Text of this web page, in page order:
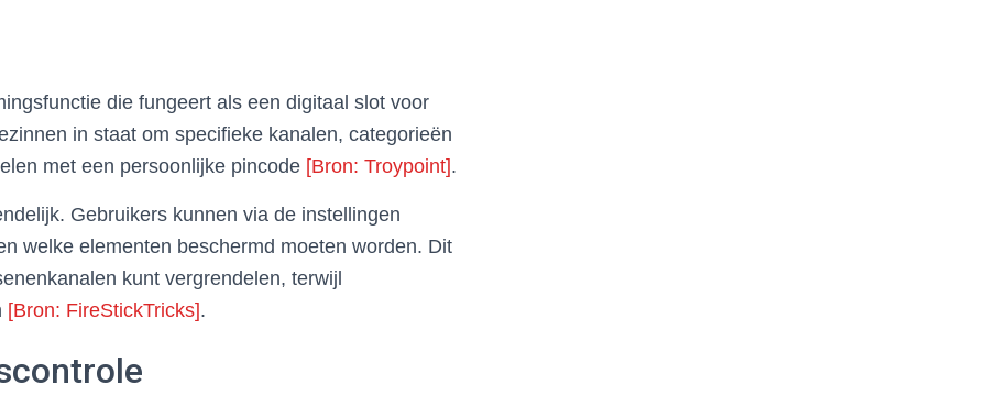
die fungeert als een digitaal slot voor
in staat om specifieke kanalen, categorieën
met een persoonlijke pincode [Bron: Troypoint].
Gebruikers kunnen via de instellingen
welke elementen beschermd moeten worden. Dit
kunt vergrendelen, terwijl
[Bron: FireStickTricks].